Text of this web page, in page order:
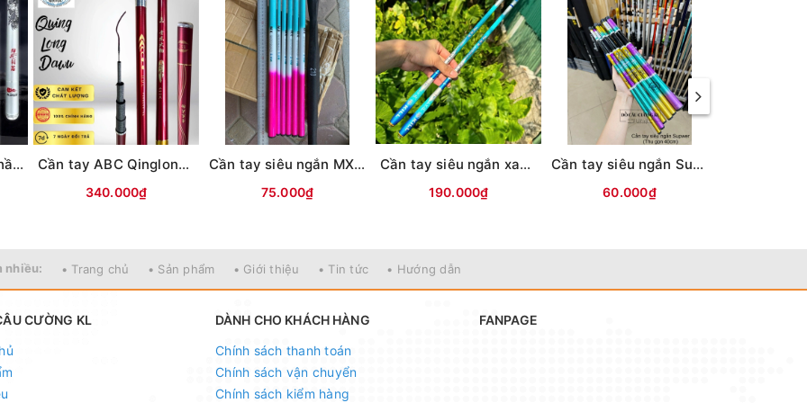
Cần tay Lục mạch thần kiếm (Bạc) 3TT Cần tay ABC Qinglong Dawu 5H (Đỏ)
340.000₫
Cần tay siêu ngắn MX Xanh hồng (Thu gọn 40cm)
75.000₫
Cần tay siêu ngắn xanh trắng KILL,YUZUN(thu 45cm)
190.000₫
Cần tay siêu ngắn Supwer (Thu gọn 40cm)
60.000₫
nhiều: • Trang chủ • Sản phẩm • Giới thiệu • Tin tức • Hướng dẫn
CƯỜNG KL
DÀNH CHO KHÁCH HÀNG
Chính sách thanh toán
Chính sách vận chuyển
Chính sách kiểm hàng
FANPAGE